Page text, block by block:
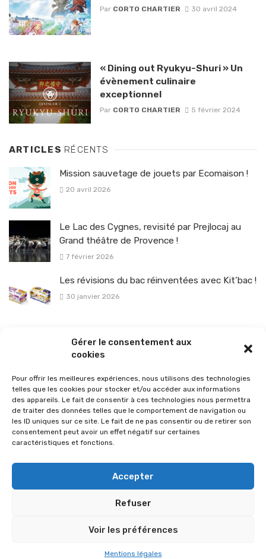
Gérer le consentement aux
cookies
Pour offrir les meilleures expériences, nous utilisons des technologies
telles que les cookies pour stocker et/ou accéder aux informations
des appareils. Le fait de consentir à ces technologies nous permettra
de traiter des données telles que le comportement de navigation ou
les ID uniques sur ce site. Le fait de ne pas consentir ou de retirer son
consentement peut avoir un effet négatif sur certaines
caractéristiques et fonctions.
Accepter
Refuser
Voir les préférences
Mentions légales
Par CORTO CHARTIER 30 avril 2024
« Dining out Ryukyu-Shuri » Un
évènement culinaire
exceptionnel
Par CORTO CHARTIER 5 février 2024
ARTICLES RÉCENTS
Mission sauvetage de jouets par Ecomaison !
20 avril 2026
Le Lac des Cygnes, revisité par Prejlocaj au
Grand théâtre de Provence !
7 février 2026
Les révisions du bac réinventées avec Kit’bac !
30 janvier 2026